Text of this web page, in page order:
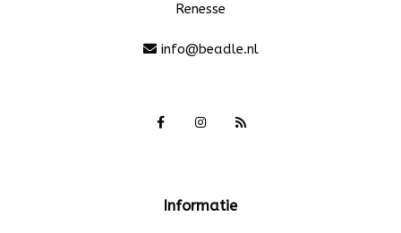
Renesse
info@beadle.nl
Informatie